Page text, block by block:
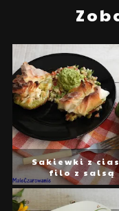
Sakiewki z
filo z salsą